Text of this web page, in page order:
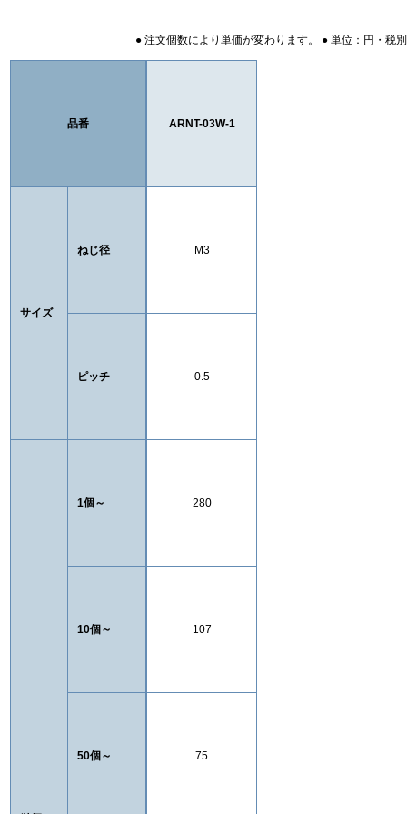
● 注文個数により単価が変わります。 ● 単位：円・税別
品番
サイズ
ねじ径
ピッチ
1個～
10個～
50個～
ARNT-03W-1
M3
0.5
280
107
75